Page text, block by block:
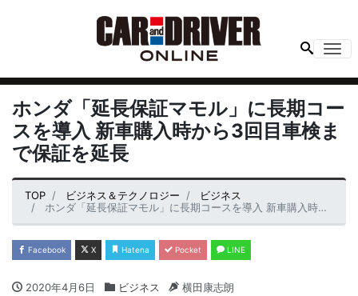
ホンダ「延長保証マモル」に長期コー
スを導入 新車購入時から3回目車検ま
で保証を延長
TOP ビジネス＆テクノロジー
ビジネス
ホンダ「延長保証マモル」に長期コースを導入 新車購入時から3回目車検まで保証を延長
Facebook X Hatena Pocket LINE
2020年4月6日 ビジネス 横田康志朗